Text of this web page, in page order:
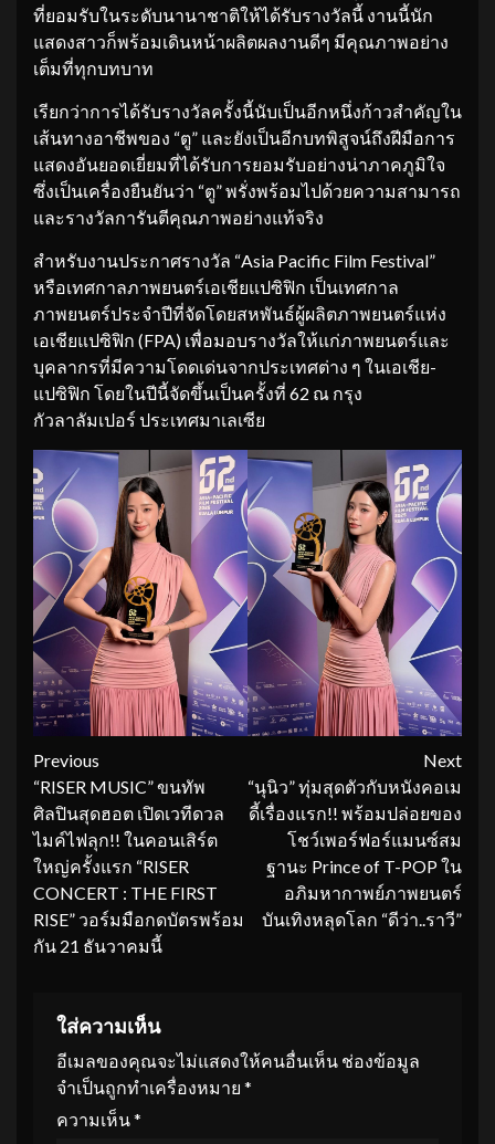
ที่ยอมรับในระดับนานาชาติให้ได้รับรางวัลนี้ งานนี้นัก
แสดงสาวก็พร้อมเดินหน้าผลิตผลงานดีๆ มีคุณภาพอย่าง
เต็มที่ทุกบทบาท
เรียกว่าการได้รับรางวัลครั้งนี้นับเป็นอีกหนึ่งก้าวสำคัญใน
เส้นทางอาชีพของ “ตู” และยังเป็นอีกบทพิสูจน์ถึงฝีมือการ
แสดงอันยอดเยี่ยมที่ได้รับการยอมรับอย่างน่าภาคภูมิใจ
ซึ่งเป็นเครื่องยืนยันว่า “ตู” พรั่งพร้อมไปด้วยความสามารถ
และรางวัลการันตีคุณภาพอย่างแท้จริง
สำหรับงานประกาศรางวัล “Asia Pacific Film Festival”
หรือเทศกาลภาพยนตร์เอเชียแปซิฟิก เป็นเทศกาล
ภาพยนตร์ประจำปีที่จัดโดยสหพันธ์ผู้ผลิตภาพยนตร์แห่ง
เอเชียแปซิฟิก (FPA) เพื่อมอบรางวัลให้แก่ภาพยนตร์และ
บุคลากรที่มีความโดดเด่นจากประเทศต่าง ๆ ในเอเชีย-
แปซิฟิก โดยในปีนี้จัดขึ้นเป็นครั้งที่ 62 ณ กรุง
กัวลาลัมเปอร์ ประเทศมาเลเซีย
Continue
Reading
Previous
“RISER MUSIC” ขนทัพ
ศิลปินสุดฮอต เปิดเวทีดวล
ไมค์ไฟลุก!! ในคอนเสิร์ต
ใหญ่ครั้งแรก “RISER
CONCERT : THE FIRST
RISE” วอร์มมือกดบัตรพร้อม
กัน 21 ธันวาคมนี้
Next
“นุนิว” ทุ่มสุดตัวกับหนังคอเม
ดี้เรื่องแรก!! พร้อมปล่อยของ
โชว์เพอร์ฟอร์แมนซ์สม
ฐานะ Prince of T-POP ใน
อภิมหากาพย์ภาพยนตร์
บันเทิงหลุดโลก “ดีว่า..ราวี”
ใส่ความเห็น
อีเมลของคุณจะไม่แสดงให้คนอื่นเห็น ช่องข้อมูล
จำเป็นถูกทำเครื่องหมาย *
ความเห็น*